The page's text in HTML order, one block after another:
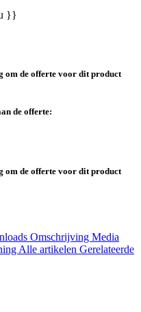
}}
om de offerte voor dit product
de offerte:
om de offerte voor dit product
Omschrijving Media
Alle artikelen Gerelateerde